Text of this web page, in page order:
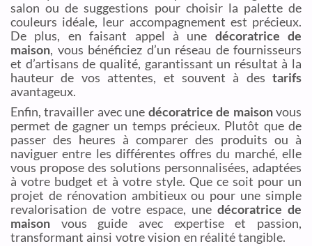
salon ou de suggestions pour choisir la palette de
couleurs idéale, leur accompagnement est précieux.
De plus, en faisant appel à une décoratrice de
maison, vous bénéficiez d’un réseau de fournisseurs
et d’artisans de qualité, garantissant un résultat à la
hauteur de vos attentes, et souvent à des tarifs
avantageux.
Enfin, travailler avec une décoratrice de maisonvous
permet de gagner un temps précieux. Plutôt que de
passer des heures à comparer des produits ou à
naviguer entre les différentes offres du marché, elle
vous propose des solutions personnalisées, adaptées
à votre budget et à votre style. Que ce soit pour un
projet de rénovation ambitieux ou pour une simple
revalorisation de votre espace, une décoratrice de
maison vous guide avec expertise et passion,
transformant ainsi votre vision en réalité tangible.